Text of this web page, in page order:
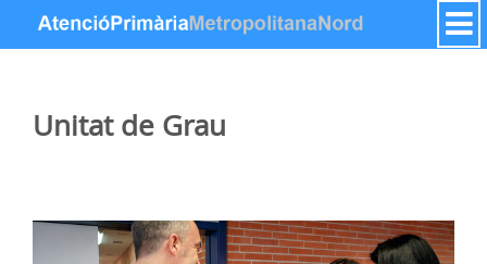
内容へスキップ
Unitat de Grau